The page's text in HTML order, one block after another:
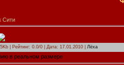
Сити
| Рейтинг: 0.0/0 | Дата: 17.01.2010 | Лёха
в реальном размере